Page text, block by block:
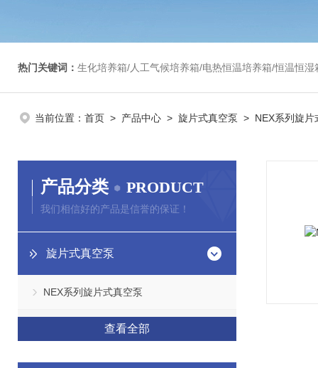
热门关键词： 生化培养箱/人工气候培养箱/电热恒温培养箱/恒温恒湿箱/光照培养箱/二氧化碳培养箱
当前位置： 首页 > 产品中心 > 旋片式真空泵 > NEX系列旋片
产品分类 PRODUCT
我们相信好的产品是信誉的保证！
旋片式真空泵
NEX系列旋片式真空泵
查看全部